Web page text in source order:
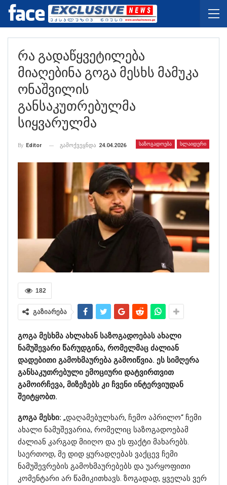
Რა Გადაწყვეტილება
Მიაღებინა Გოგა Მესხს Მამუკა
Ონაშვილის
Განსაკუთრებულმა
Სიყვარულმა
ᲡᲐᲖᲝᲒᲐᲓᲝᲔᲑᲐ ᲡᲚᲐᲘᲓᲔᲠᲘ
By Editor გამოქვეყნდა 24.04.2026
182
გაზიარება
გოგა მესხმა ახლახან საზოგადოებას ახალი
ნამუშევარი წარუდგინა, რომელმაც ძალიან
დადებითი გამოხმაურება გამოიწვია. ეს სიმღერა
განსაკუთრებული ემოციური დატვირთვით
გამოირჩევა, მიზეზებს კი ჩვენი ინტერვიუდან
შეიტყობთ.
გოგა მესხი: „დაღამებულხარ, ჩემო აპრილო“ ჩემი
ახალი ნამუშევარია, რომელიც საზოგადოებამ
ძალიან კარგად მიიღო და ეს ფაქტი მახარებს.
საერთოდ, მე დიდ ყურადღებას ვაქცევ ჩემი
ნამუშევრების გამოხმაურებებს და უარყოფითი
კომენტარი არ წამიკითხავს. ზოგადად, ყველას ვერ